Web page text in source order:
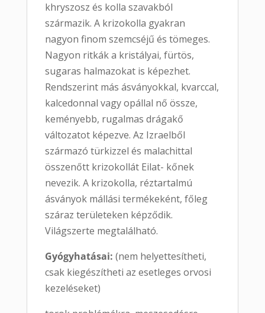
khryszosz és kolla szavakból
származik. A krizokolla gyakran
nagyon finom szemcséjű és tömeges.
Nagyon ritkák a kristályai, fürtös,
sugaras halmazokat is képezhet.
Rendszerint más ásványokkal, kvarccal,
kalcedonnal vagy opállal nő össze,
keményebb, rugalmas drágakő
változatot képezve. Az Izraelből
származó türkizzel és malachittal
összenőtt krizokollát Eilat- kőnek
nevezik. A krizokolla, réztartalmú
ásványok mállási termékeként, főleg
száraz területeken képződik.
Világszerte megtalálható.
Gyógyhatásai: (nem helyettesítheti,
csak kiegészítheti az esetleges orvosi
kezeléseket)